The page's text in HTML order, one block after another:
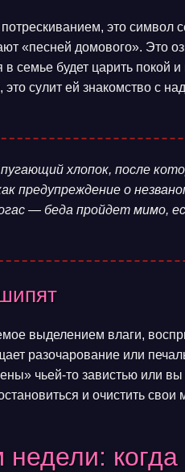
это символ
«песней домового». Это
семье будет царить покой
сулит ей знакомство с
хлопок, после
предупреждение о
— беда пройдет мимо,
выделением влаги,
разочарование или
чьей-то завистью или вы
и очистить